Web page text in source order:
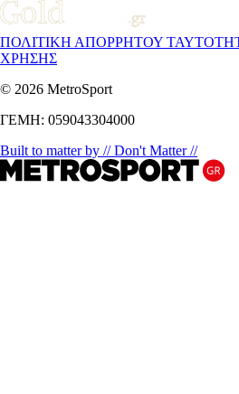
ΠΟΛΙΤΙΚΗ ΑΠΟΡΡΗΤΟΥ
ΧΡΗΣΗΣ
© 2026 MetroSport
ΓΕΜΗ: 059043304000
Built to matter by // Don't Matter //